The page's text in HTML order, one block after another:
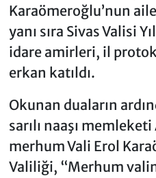
Karaömeroğlu’nun
yanı sıra Sivas Valisi
idare amirleri, il
erkan katıldı.
Okunan duaların
sarılı naaşı
merhum Vali Erol
Valiliği, “Merhum